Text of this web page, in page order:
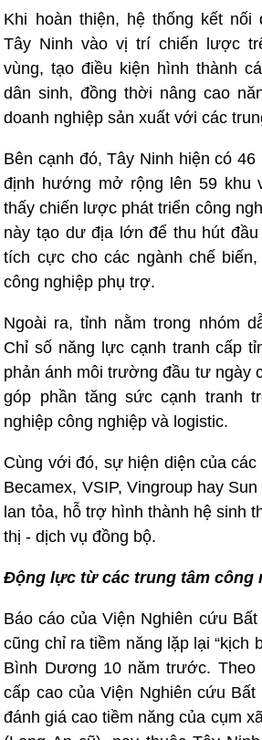
Khi hoàn thiện, hệ thống kết
Tây Ninh vào vị trí chiến lược
vùng, tạo điều kiện hình thành
dân sinh, đồng thời nâng cao
doanh nghiệp sản xuất với các
Bên cạnh đó, Tây Ninh hiện có
định hướng mở rộng lên 59 khu
thấy chiến lược phát triển công
này tạo dư địa lớn để thu hút
tích cực cho các ngành chế
công nghiệp phụ trợ.
Ngoài ra, tỉnh nằm trong nhóm
Chỉ số năng lực cạnh tranh cấp
phản ánh môi trường đầu tư ngày
góp phần tăng sức cạnh tranh
nghiệp công nghiệp và logistic.
Cùng với đó, sự hiện diện của
Becamex, VSIP, Vingroup hay
lan tỏa, hỗ trợ hình thành hệ sinh
thị - dịch vụ đồng bộ.
Động lực từ các trung tâm công
Báo cáo của Viện Nghiên cứu
cũng chỉ ra tiềm năng lặp lại “kịch
Bình Dương 10 năm trước. Theo
cấp cao của Viện Nghiên cứu Bất
đánh giá cao tiềm năng của cụm